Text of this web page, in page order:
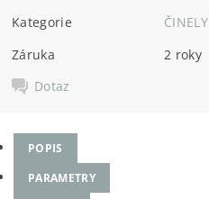
Kategorie
ČINELY
Záruka
2 roky
Dotaz
POPIS
PARAMETRY